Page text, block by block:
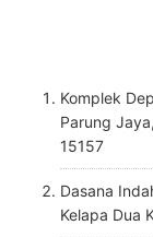
Komplek
Parung
15157
Dasana
Kelapa Dua